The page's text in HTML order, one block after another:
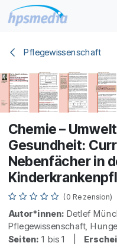
Zum Inhalt springen
Pflegewissenschaft
Chemie –
Gesundheit:
Nebenfächer in
(0 Rezension)
Autor*innen: Detlef
Pflegewissenschaft,
Seiten: 1 bis 1 |